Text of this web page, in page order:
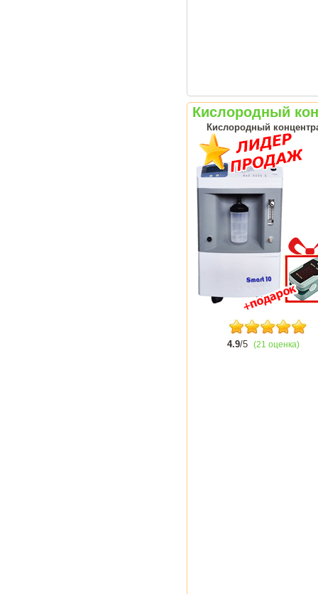
Кислородный
Кислородный
4.9/5 (21 оценка)